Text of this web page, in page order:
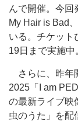
んで開催。今回
My Hair is Bad
いる。チケット
19日まで実施中
さらに、昨年
2025「I am
の最新ライブ映
虫のうた」を配